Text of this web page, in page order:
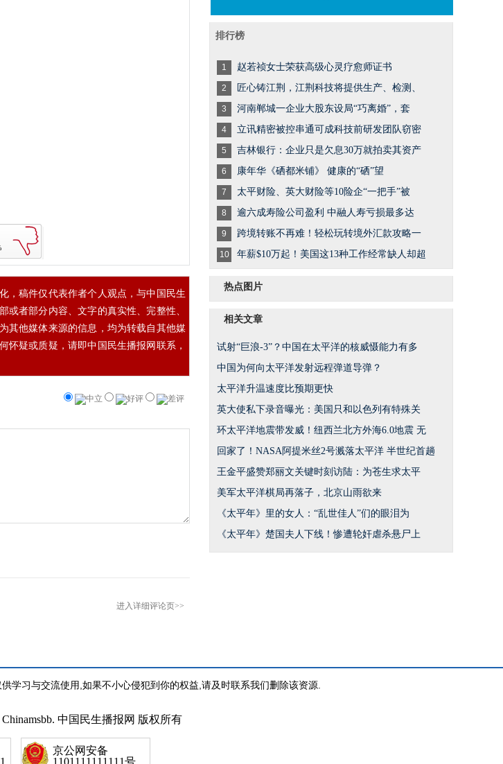
，稿件仅代表作者个人观点，与中国民生
者部分内容、文字的真实性、完整性、
其他媒体来源的信息，均为转载自其他媒
怀疑或质疑，请即中国民生播报网联系，
中立 好评 差评
进入详细评论页>>
排行榜
1 赵若祯女士荣获高级心灵疗愈师证书
2 匠心铸江荆，江荆科技将提供生产、检测、
3 河南郸城一企业大股东设局“巧离婚”，套
4 立讯精密被控串通可成科技前研发团队窃密
5 吉林银行：企业只是欠息30万就拍卖其资产
6 康年华《硒都米铺》 健康的“硒”望
7 太平财险、英大财险等10险企“一把手”被
8 逾六成寿险公司盈利 中融人寿亏损最多达
9 跨境转账不再难！轻松玩转境外汇款攻略一
10 年薪$10万起！美国这13种工作经常缺人却超
热点图片
相关文章
试射“巨浪-3”？中国在太平洋的核威慑能力有多
中国为何向太平洋发射远程弹道导弹？
太平洋升温速度比预期更快
英大使私下录音曝光：美国只和以色列有特殊关
环太平洋地震带发威！纽西兰北方外海6.0地震 无
回家了！NASA阿提米丝2号溅落太平洋 半世纪首趟
王金平盛赞郑丽文关键时刻访陆：为苍生求太平
美军太平洋棋局再落子，北京山雨欲来
《太平年》里的女人：“乱世佳人”们的眼泪为
《太平年》楚国夫人下线！惨遭轮奸虐杀悬尸上
学习与交流使用,如果不小心侵犯到你的权益,请及时联系我们删除该资源.
中国民生播报网 版权所有
京公网安备
1101111111111号